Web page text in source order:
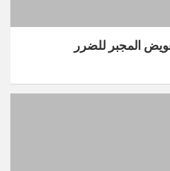
المجبر للضرر